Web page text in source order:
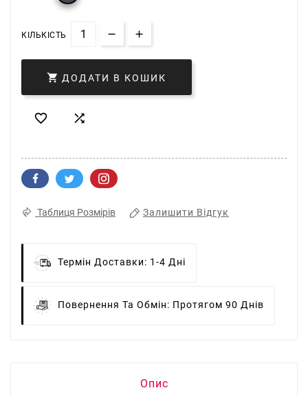
КІЛЬКІСТЬ
 ДОДАТИ В КОШИК
 
Таблиця Розмірів Залишити Відгук
Термін Доставки: 1-4 Дні
Повернення Та Обмін: Протягом 90 Днів
Опис